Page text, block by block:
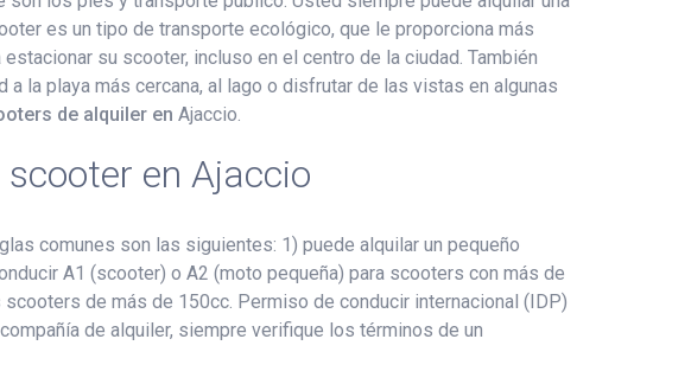
es un tipo de transporte ecológico, que le proporciona más
su scooter, incluso en el centro de la ciudad. También
la playa más cercana, al lago o disfrutar de las vistas en algunas
de alquiler en Ajaccio.
en Ajaccio
comunes son las siguientes: 1) puede alquilar un pequeño
A1 (scooter) o A2 (moto pequeña) para scooters con más de
de más de 150cc. Permiso de conducir internacional (IDP)
de alquiler, siempre verifique los términos de un